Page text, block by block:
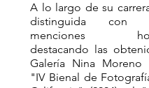
A lo largo de su
distinguida con
menciones
destacando las
Galería Nina Moreno
"IV Bienal de